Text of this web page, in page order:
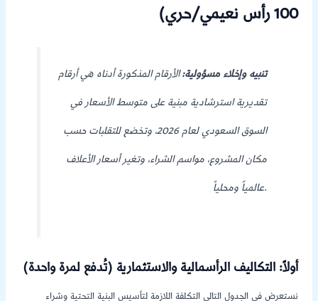
100 رأس نعيمي/حري)
تنبيه وإخلاء مسؤولية: الأرقام المذكورة أدناه هي أرقام
تقديرية استرشادية مبنية على متوسط الأسعار في
السوق السعودي لعام 2026، وتخضع للتقلبات حسب
مكان المشروع، مواسم الشراء، وتغير أسعار الأعلاف
عالمياً ومحلياً.
أولاً: التكاليف الرأسمالية والاستثمارية (تُدفع لمرة واحدة)
نستعرض في الجدول التالي التكلفة اللازمة لتأسيس البنية التحتية وشراء